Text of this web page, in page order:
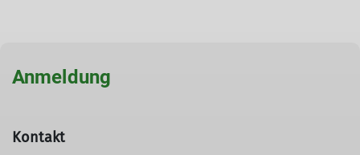
Anmeldung
Kontakt